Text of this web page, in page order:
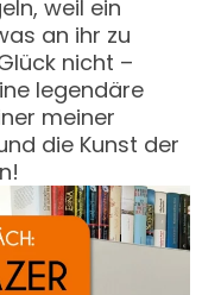
weil ein
an ihr zu
nicht –
legendäre
meiner
die Kunst der